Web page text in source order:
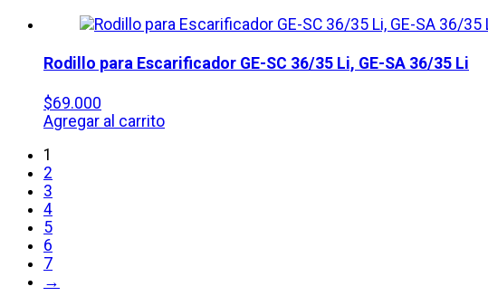
Rodillo para Escarificador GE-SC 36/35 Li, GE-SA 36/35 Li
$69.000
Agregar al carrito
1
2
3
4
5
6
7
→